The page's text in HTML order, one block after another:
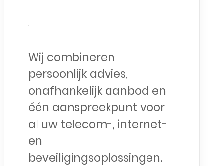
Wij combineren
persoonlijk advies,
onafhankelijk aanbod en
één aanspreekpunt voor
al uw telecom-, internet-
en
beveiligingsoplossingen.